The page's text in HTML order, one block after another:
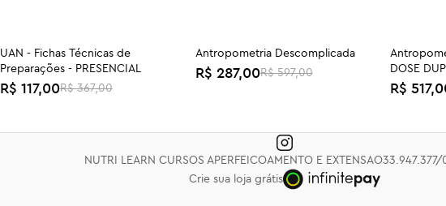
UAN - Fichas Técnicas de
Preparações - PRESENCIAL
R$ 117,00R$ 367,00
-52%
Antropometria Descomplicada
R$ 287,00R$ 597,00
-48%
DOSE
R$
NUTRI LEARN CURSOS APERFEICOAMENTO E EXTENSAO33.947.377/
Crie sua loja grátis